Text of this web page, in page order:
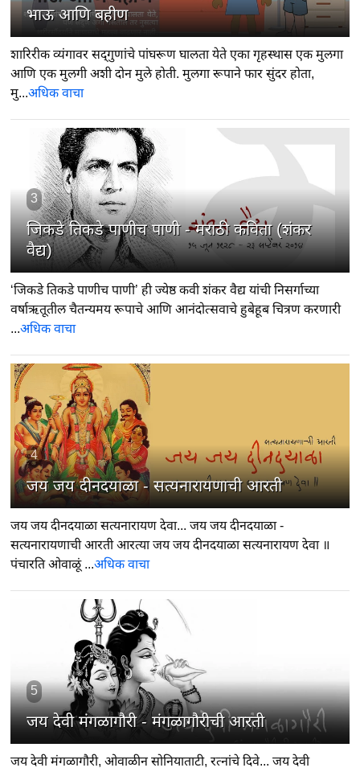
भाऊ आणि बहीण
शारिरीक व्यंगावर सद्‍गुणांचे पांघरूण घालता येते एका गृहस्थास एक मुलगा
आणि एक मुलगी अशी दोन मुले होती. मुलगा रूपाने फार सुंदर होता,
मु...अधिक वाचा
3
जिकडे तिकडे पाणीच पाणी - मराठी कविता (शंकर
वैद्य)
‘जिकडे तिकडे पाणीच पाणी’ ही ज्येष्ठ कवी शंकर वैद्य यांची निसर्गाच्या
वर्षाऋतूतील चैतन्यमय रूपाचे आणि आनंदोत्सवाचे हुबेहूब चित्रण करणारी
...अधिक वाचा
4
जय जय दीनदयाळा - सत्यनारायणाची आरती
जय जय दीनदयाळा सत्यनारायण देवा... जय जय दीनदयाळा -
सत्यनारायणाची आरती आरत्या जय जय दीनदयाळा सत्यनारायण देवा ॥
पंचारति ओवाळूं ...अधिक वाचा
5
जय देवी मंगळागौरी - मंगळागौरीची आरती
जय देवी मंगळागौरी, ओवाळीन सोनियाताटी, रत्नांचे दिवे... जय देवी